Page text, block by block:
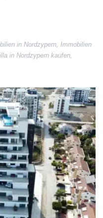
in Nordzypern Immobilien
in Nordzypern kaufen